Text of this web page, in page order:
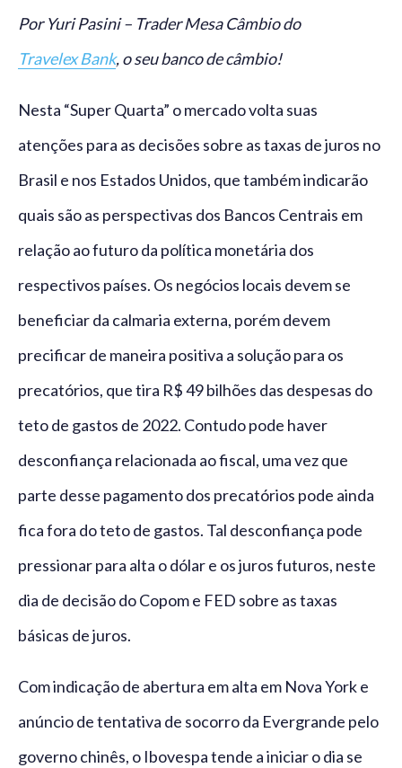
Por Yuri Pasini – Trader Mesa Câmbio do
Travelex Bank, o seu banco de câmbio!
Nesta “Super Quarta” o mercado volta suas
atenções para as decisões sobre as taxas de juros no
Brasil e nos Estados Unidos, que também indicarão
quais são as perspectivas dos Bancos Centrais em
relação ao futuro da política monetária dos
respectivos países. Os negócios locais devem se
beneficiar da calmaria externa, porém devem
precificar de maneira positiva a solução para os
precatórios, que tira R$ 49 bilhões das despesas do
teto de gastos de 2022. Contudo pode haver
desconfiança relacionada ao fiscal, uma vez que
parte desse pagamento dos precatórios pode ainda
fica fora do teto de gastos. Tal desconfiança pode
pressionar para alta o dólar e os juros futuros, neste
dia de decisão do Copom e FED sobre as taxas
básicas de juros.
Com indicação de abertura em alta em Nova York e
anúncio de tentativa de socorro da Evergrande pelo
governo chinês, o Ibovespa tende a iniciar o dia se